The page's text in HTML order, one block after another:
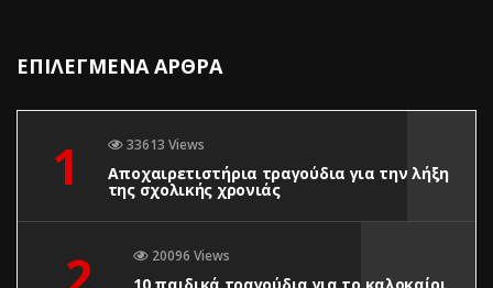
ΕΠΙΛΕΓΜΕΝΑ ΑΡΘΡΑ
1 33613 Views
Αποχαιρετιστήρια τραγούδια για την λήξη
της σχολικής χρονιάς
20096 Views